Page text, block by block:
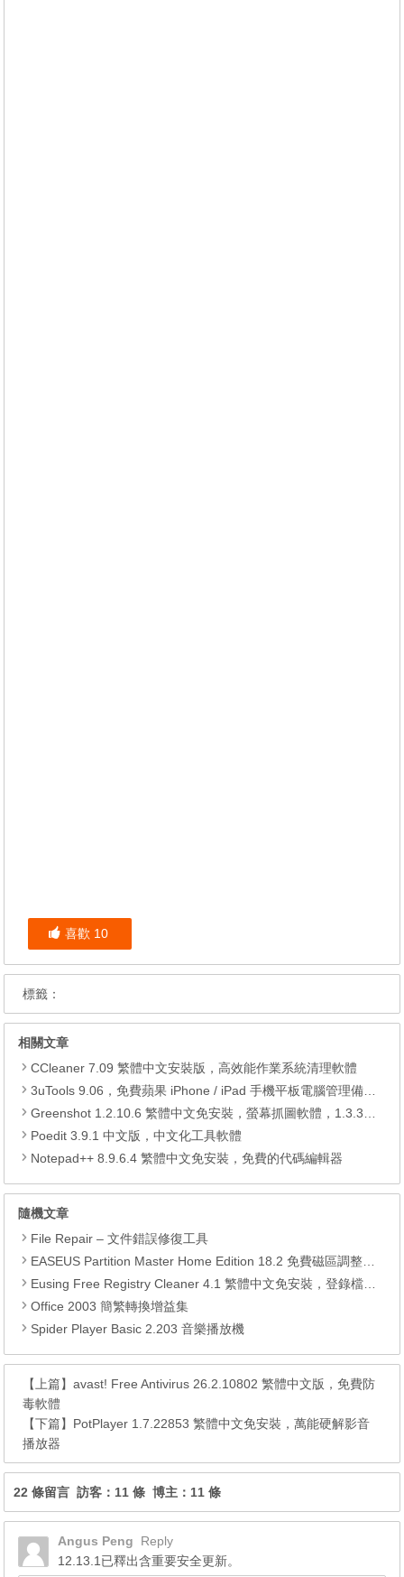
喜歡 10
標籤：
相關文章
CCleaner 7.09 繁體中文安裝版，高效能作業系統清理軟體
3uTools 9.06，免費蘋果 iPhone / iPad 手機平板電腦管理備份還原軟體
Greenshot 1.2.10.6 繁體中文免安裝，螢幕抓圖軟體，1.3.315 安裝版
Poedit 3.9.1 中文版，中文化工具軟體
Notepad++ 8.9.6.4 繁體中文免安裝，免費的代碼編輯器
隨機文章
File Repair – 文件錯誤修復工具
EASEUS Partition Master Home Edition 18.2 免費磁區調整工具
Eusing Free Registry Cleaner 4.1 繁體中文免安裝，登錄檔最佳化工具
Office 2003 簡繁轉換增益集
Spider Player Basic 2.203 音樂播放機
【上篇】avast! Free Antivirus 26.2.10802 繁體中文版，免費防
毒軟體
【下篇】 PotPlayer 1.7.22853 繁體中文免安裝，萬能硬解影音
播放器
22 條留言 訪客：11 條 博主：11 條
Angus Peng
Reply
12.13.1已釋出含重要安全更新。